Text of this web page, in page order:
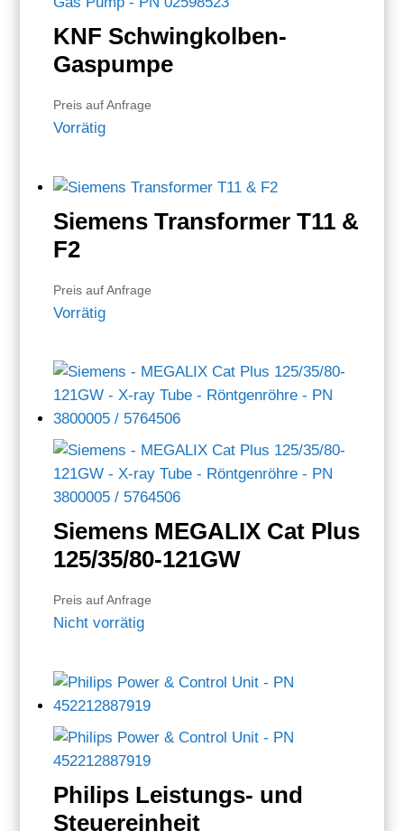
KNF Schwingkolben-
Gaspumpe
Preis auf Anfrage
Vorrätig
Siemens Transformer T11 &
F2
Preis auf Anfrage
Vorrätig
Siemens MEGALIX Cat Plus
125/35/80-121GW
Preis auf Anfrage
Nicht vorrätig
Philips Leistungs- und
Steuereinheit